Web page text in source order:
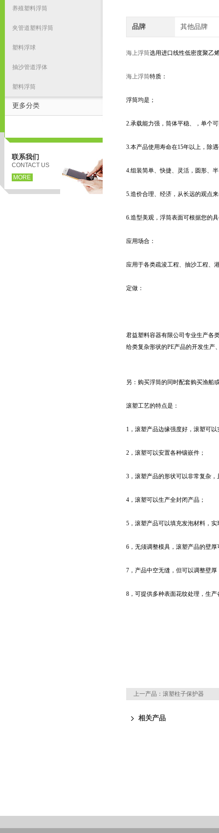
养殖塑料浮筒
夹管道塑料浮筒
塑料浮球
抽沙管道浮体
塑料浮筒
更多分类
联系我们
CONTACT US
MORE
品牌 其他品牌
海上浮筒选用进口线性低密度聚乙
海上浮筒特质：
浮筒均是；
2.承载能力强，筒体平稳、，单个
3.本产品使用寿命在15年以上，除
4.组装简单、快捷、灵活，圆形、
5.造价合理、经济，从长远的观点
6.造型美观，浮筒表面可根据您的
应用场合：
应用于各类疏浚工程、抽沙工程、
定做：
君益塑料容器有限公司专业生产各
给类复杂形状的PE产品的开发生产
另：购买浮筒的同时配套购买渔船
滚塑工艺的特点是：
1，滚塑产品边缘强度好，滚塑可
2，滚塑可以安置各种镶嵌件；
3，滚塑产品的形状可以非常复杂
4，滚塑可以生产全封闭产品；
5，滚塑产品可以填充发泡材料，
6，无须调整模具，滚塑产品的壁
7，产品中空无缝，但可以调整壁
8，可提供多种表面花纹处理，生
上一产品： 滚塑柱子保护器
相关产品